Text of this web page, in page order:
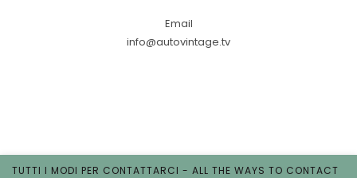
Email
info@autovintage.tv
TUTTI I MODI PER CONTATTARCI - ALL THE WAYS TO CONTACT